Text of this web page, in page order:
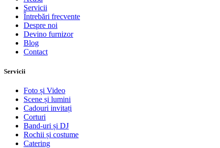
Servicii
Întrebări frecvente
Despre noi
Devino furnizor
Blog
Contact
Servicii
Foto și Video
Scene și lumini
Cadouri invitați
Corturi
Band-uri și DJ
Rochii și costume
Catering